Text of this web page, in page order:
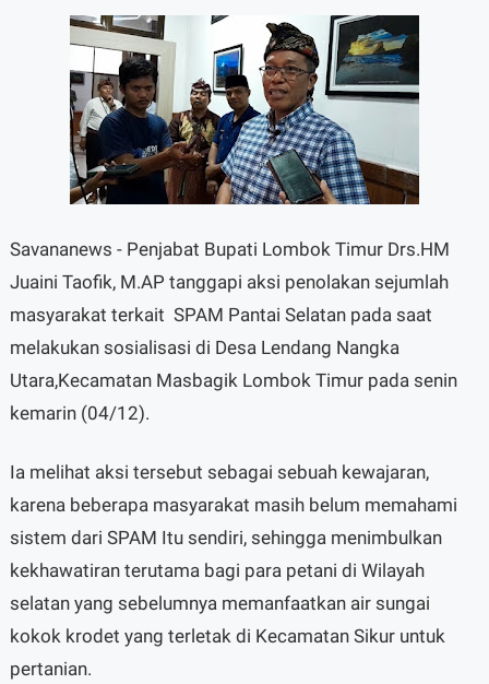
Savananews - Penjabat Bupati Lombok Timur Drs.HM
Juaini Taofik, M.AP tanggapi aksi penolakan sejumlah
masyarakat terkait SPAM Pantai Selatan pada saat
melakukan sosialisasi di Desa Lendang Nangka
Utara,Kecamatan Masbagik Lombok Timur pada senin
kemarin (04/12).
Ia melihat aksi tersebut sebagai sebuah kewajaran,
karena beberapa masyarakat masih belum memahami
sistem dari SPAM Itu sendiri, sehingga menimbulkan
kekhawatiran terutama bagi para petani di Wilayah
selatan yang sebelumnya memanfaatkan air sungai
kokok krodet yang terletak di Kecamatan Sikur untuk
pertanian.